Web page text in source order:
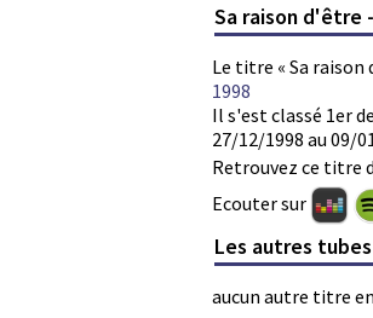
Sa raison d'être
Le titre « Sa
1998
Il s'est classé 1er
27/12/1998 au 09/
Retrouvez ce titre
Ecouter sur
Les autres
aucun autre titre